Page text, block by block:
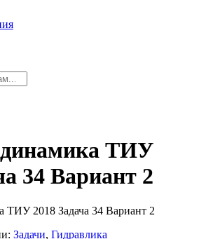
ТИУ
34 Вариант 2
Задачи, Гидравлика